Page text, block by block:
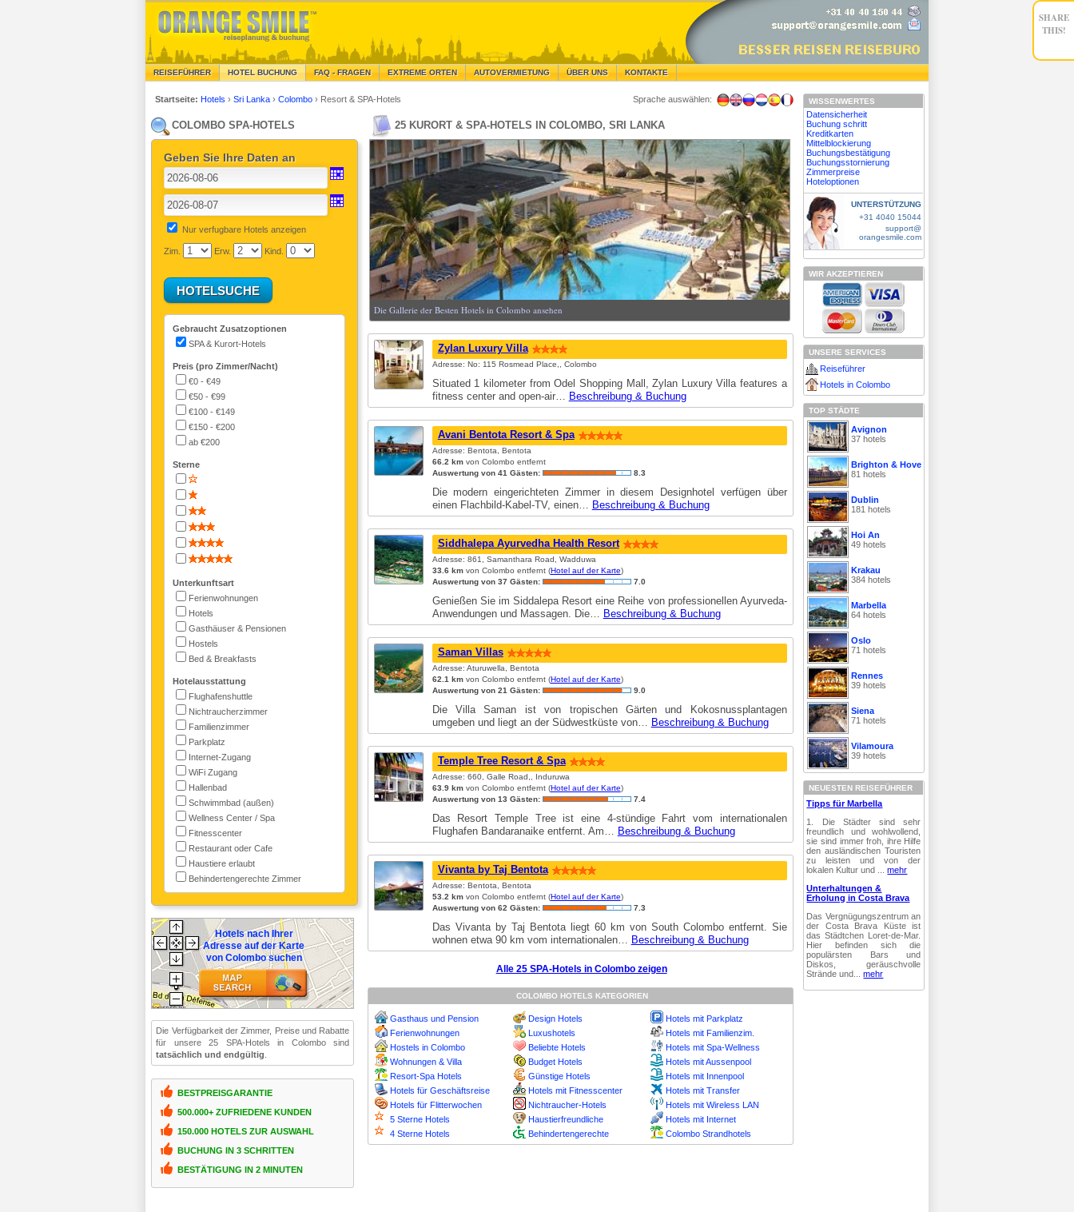
REISEFÜHRER HOTEL BUCHUNG FAQ - FRAGEN EXTREME ORTEN AUTOVERMIETUNG ÜBER UNS KONTAKTE
Startseite:Hotels›Sri Lanka›Colombo› Resort & SPA-Hotels Sprache auswählen:
COLOMBO SPA-HOTELS
Geben Sie Ihre Daten an
Nur verfugbare Hotels anzeigen
Zim. Erw. Kind.
Gebraucht Zusatzoptionen
SPA & Kurort-Hotels
Preis (pro Zimmer/Nacht)
€0 - €49
€50 - €99
€100 - €149
€150 - €200
ab €200
Sterne
Unterkunftsart
Ferienwohnungen
Hotels
Gasthäuser & Pensionen
Hostels
Bed & Breakfasts
Hotelausstattung
Flughafenshuttle
Nichtraucherzimmer
Familienzimmer
Parkplatz
Internet-Zugang
WiFi Zugang
Hallenbad
Schwimmbad (außen)
Wellness Center / Spa
Fitnesscenter
Restaurant oder Cafe
Haustiere erlaubt
Behindertengerechte Zimmer
Hotels nach Ihrer
Adresse auf der Karte
von Colombo suchen
Die Verfügbarkeit der Zimmer, Preise und Rabatte
für unsere 25 SPA-Hotels in Colombo sind
tatsächlich und endgültig
BESTPREISGARANTIE
500.000+ ZUFRIEDENE KUNDEN
150.000 HOTELS ZUR AUSWAHL
BUCHUNG IN 3 SCHRITTEN
BESTÄTIGUNG IN 2 MINUTEN
25 KURORT & SPA-HOTELS IN COLOMBO, SRI LANKA
Die Gallerie der Besten Hotels in Colombo ansehen
Zylan Luxury Villa
Adresse: No: 115 Rosmead Place,, Colombo
Situated 1 kilometer from Odel Shopping Mall, Zylan Luxury Villa features a
fitness center and open-air… Beschreibung & Buchung
Avani Bentota Resort & Spa
Adresse: Bentota, Bentota
66.2 kmvon Colombo entfernt
Auswertung von 41 Gästen:
8.3
Die modern eingerichteten Zimmer in diesem Designhotel verfügen über
einen Flachbild-Kabel-TV, einen… Beschreibung & Buchung
Siddhalepa Ayurvedha Health Resort
Adresse: 861, Samanthara Road, Wadduwa
33.6 kmvon Colombo entfernt (Hotel auf der Karte)
Auswertung von 37 Gästen:
7.0
Genießen Sie im Siddalepa Resort eine Reihe von professionellen Ayurveda-
Anwendungen und Massagen. Die… Beschreibung & Buchung
Saman Villas
Adresse: Aturuwella, Bentota
62.1 kmvon Colombo entfernt (Hotel auf der Karte)
Auswertung von 21 Gästen:
9.0
Die Villa Saman ist von tropischen Gärten und Kokosnussplantagen
umgeben und liegt an der Südwestküste von… Beschreibung & Buchung
Temple Tree Resort & Spa
Adresse: 660, Galle Road,, Induruwa
63.9 kmvon Colombo entfernt (Hotel auf der Karte)
Auswertung von 13 Gästen:
7.4
Das Resort Temple Tree ist eine 4-stündige Fahrt vom internationalen
Flughafen Bandaranaike entfernt. Am… Beschreibung & Buchung
Vivanta by Taj Bentota
Adresse: Bentota, Bentota
53.2 kmvon Colombo entfernt (Hotel auf der Karte)
Auswertung von 62 Gästen:
7.3
Das Vivanta by Taj Bentota liegt 60 km von South Colombo entfernt. Sie
wohnen etwa 90 km vom internationalen… Beschreibung & Buchung
Alle 25 SPA-Hotels in Colombo zeigen
COLOMBO HOTELS KATEGORIEN
Gasthaus und Pension
Ferienwohnungen
Hostels in Colombo
Wohnungen & Villa
Resort-Spa Hotels
Hotels für Geschäftsreise
Hotels für Flitterwochen
5 Sterne Hotels
4 Sterne Hotels
Design Hotels
Luxushotels
Beliebte Hotels
Budget Hotels
Günstige Hotels
Hotels mit Fitnesscenter
Nichtraucher-Hotels
Haustierfreundliche
Behindertengerechte
Hotels mit Parkplatz
Hotels mit Familienzim.
Hotels mit Spa-Wellness
Hotels mit Aussenpool
Hotels mit Innenpool
Hotels mit Transfer
Hotels mit Wireless LAN
Hotels mit Internet
Colombo Strandhotels
WISSENWERTES
Datensicherheit
Buchung schritt
Kreditkarten
Mittelblockierung
Buchungsbestätigung
Buchungsstornierung
Zimmerpreise
Hoteloptionen
UNTERSTÜTZUNG
+31 4040 15044
support@
orangesmile.com
WIR AKZEPTIEREN
UNSERE SERVICES
Reiseführer
Hotels in Colombo
TOP STÄDTE
Avignon
37 hotels
Brighton & Hove
81 hotels
Dublin
181 hotels
Hoi An
49 hotels
Krakau
384 hotels
Marbella
64 hotels
Oslo
71 hotels
Rennes
39 hotels
Siena
71 hotels
Vilamoura
39 hotels
NEUESTEN REISEFÜHRER
Tipps für Marbella
1. Die Städter sind sehr
freundlich und wohlwollend,
sie sind immer froh, ihre Hilfe
den ausländischen Touristen
zu leisten und von der
lokalen Kultur und ...mehr
Unterhaltungen &
Erholung in Costa Brava
Das Vergnügungszentrum an
der Costa Brava Küste ist
das Städtchen Loret-de-Mar.
Hier befinden sich die
populärsten Bars und
Diskos, geräuschvolle
Strände und...mehr
SHARE
THIS!